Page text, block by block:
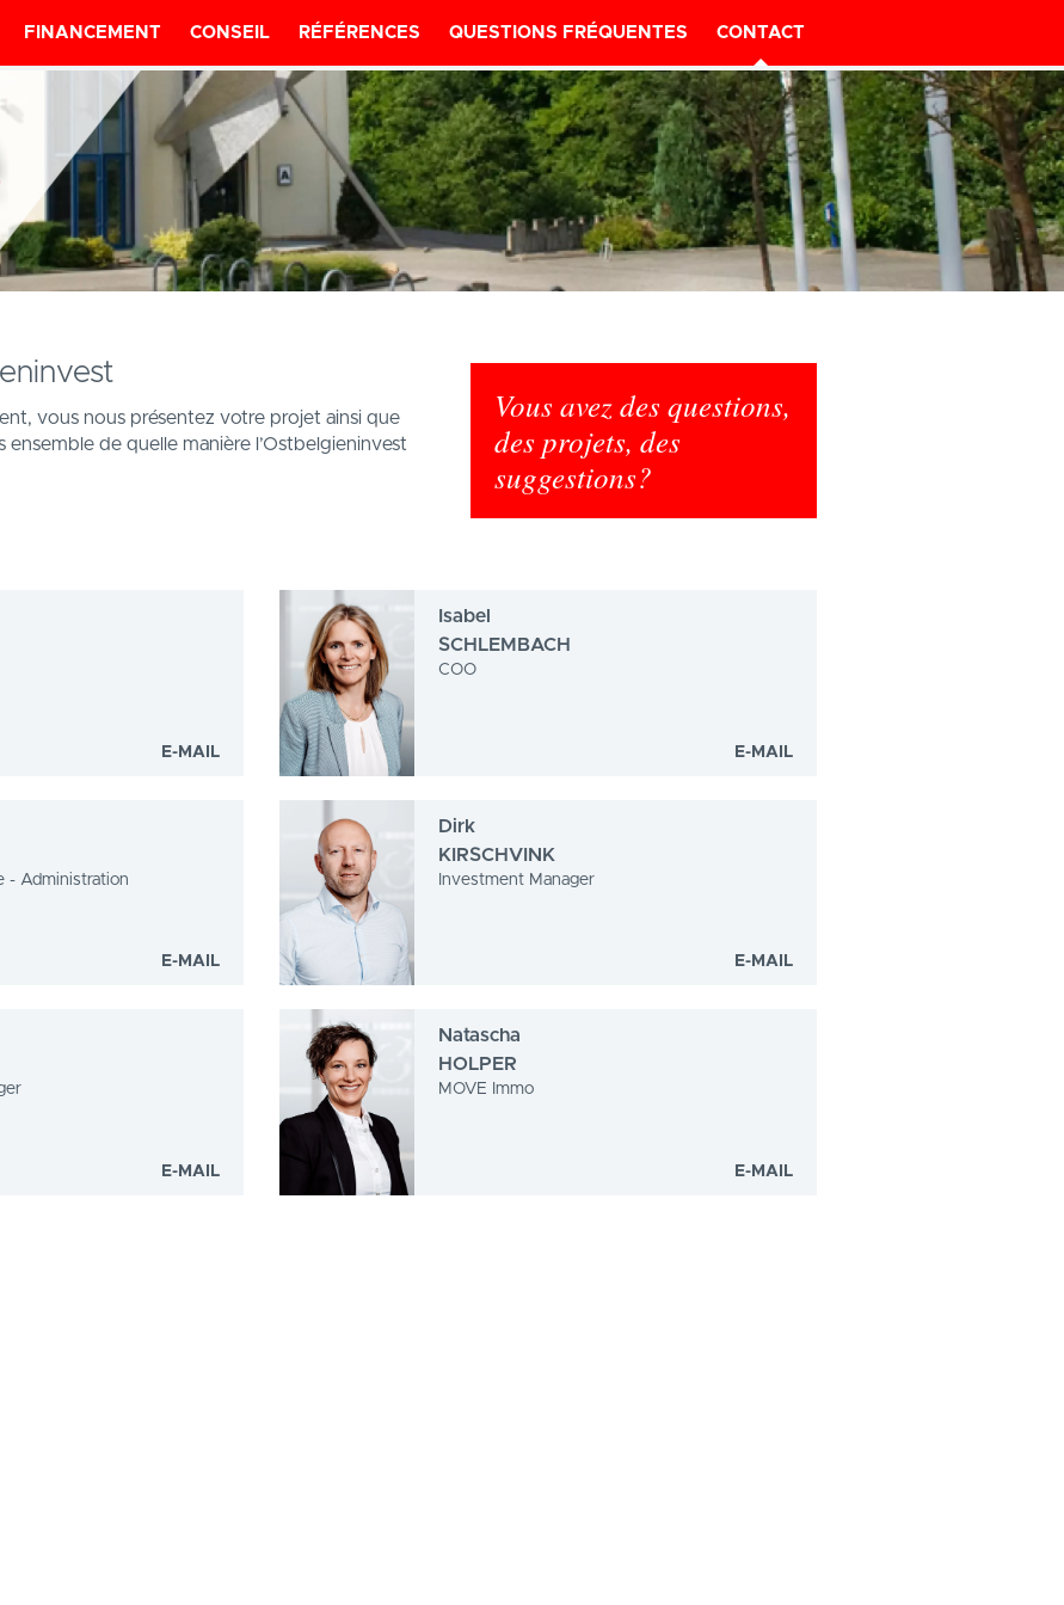
FINANCEMENT CONSEIL RÉFÉRENCES QUESTIONS FRÉQUENTES CONTACT
Vous avez des questions,
des projets, des
suggestions?
vous nous présentez votre projet ainsi que
de quelle manière l’Ostbelgieninvest
E-MAIL
Isabel
SCHLEMBACH
COO
E-MAIL
- Administration
E-MAIL
Dirk
KIRSCHVINK
Investment Manager
E-MAIL
E-MAIL
Natascha
HOLPER
MOVE Immo
E-MAIL